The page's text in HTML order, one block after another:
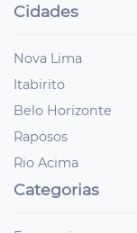
Cidades
Nova Lima
Itabirito
Belo Horizonte
Raposos
Rio Acima
Categorias